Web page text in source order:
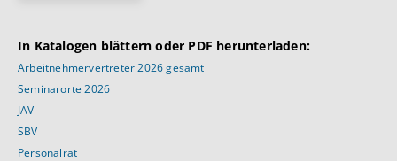
In Katalogen blättern oder PDF herunterladen:
Arbeitnehmervertreter 2026 gesamt
Seminarorte 2026
JAV
SBV
Personalrat